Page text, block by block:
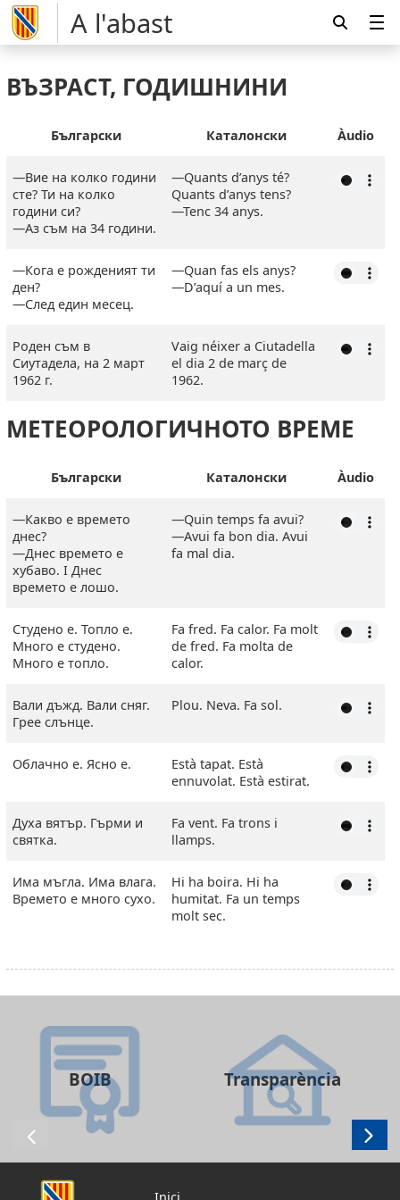
A l'abast
ВЪЗРАСТ, ГОДИШНИНИ
Български Каталонски Àudio
—Вие на колко години
сте? Ти на колко
години си?
—Аз съм на 34 години.
―Quants d’anys té?
Quants d’anys tens?
―Tenc 34 anys.
—Кога е рожденият ти
ден?
—След един месец.
―Quan fas els anys?
―D’aquí a un mes.
Роден съм в
Сиутадела, на 2 март
1962 г.
Vaig néixer a Ciutadella
el dia 2 de març de
1962.
МЕТЕОРОЛОГИЧНОТО ВРЕМЕ
Български Каталонски Àudio
—Какво е времето
днес?
—Днес времето е
хубаво. I Днес
времето е лошо.
―Quin temps fa avui?
―Avui fa bon dia. Avui
fa mal dia.
Студено е. Топло е.
Много е студено.
Много е топло.
Fa fred. Fa calor. Fa molt
de fred. Fa molta de
calor.
Вали дъжд. Вали сняг.
Грее слънце.
Plou. Neva. Fa sol.
Облачно е. Ясно е.
Està tapat. Està
ennuvolat. Està estirat.
Духа вятър. Гърми и
святка.
Fa vent. Fa trons i
llamps.
Има мъгла. Има влага.
Времето е много сухо.
Hi ha boira. Hi ha
humitat. Fa un temps
molt sec.
BOIB Transparència